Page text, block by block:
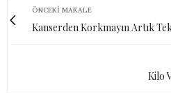
ÖNCEKI MAKALE
Kanserden Korkmayın Artık
Kilo